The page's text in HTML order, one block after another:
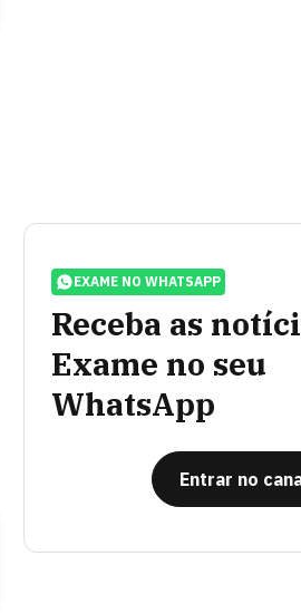
EXAME NO WHATSAPP
Receba as
Exame no seu
WhatsApp
Entrar no